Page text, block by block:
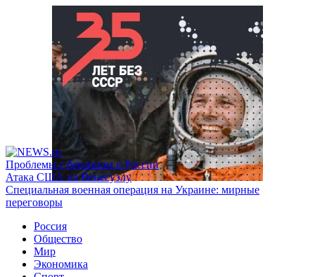
Проблемы с бензином в России
Атака США на Венесуэлу
Специальная военная операция на Украине: мирные
переговоры
Россия
Общество
Мир
Экономика